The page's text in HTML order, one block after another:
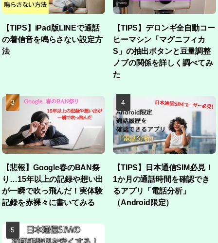
【TIPS】iPad版LINEで通話
の着信音を鳴らさない設定方
法
【TIPS】デロンギ全自動コー
ヒーマシン「マグニフィカ
S」の抽出ボタンと豆量調整
ノブの関係を詳しく調べてみ
た
【悲報】Google春のBAN祭
り…15年以上の記録や想い出
が一瞬で吹っ飛んだ！実体験
記録を赤裸々に書いてみる
【TIPS】日本通信SIM必見！
1か月の通話時間を確認でき
るアプリ「電話分析」
（Android限定）